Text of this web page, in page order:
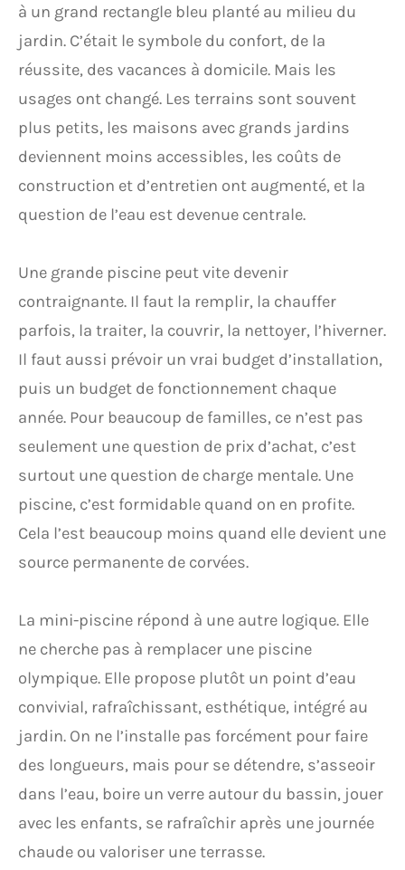
à un grand rectangle bleu planté au milieu du
jardin. C’était le symbole du confort, de la
réussite, des vacances à domicile. Mais les
usages ont changé. Les terrains sont souvent
plus petits, les maisons avec grands jardins
deviennent moins accessibles, les coûts de
construction et d’entretien ont augmenté, et la
question de l’eau est devenue centrale.
Une grande piscine peut vite devenir
contraignante. Il faut la remplir, la chauffer
parfois, la traiter, la couvrir, la nettoyer, l’hiverner.
Il faut aussi prévoir un vrai budget d’installation,
puis un budget de fonctionnement chaque
année. Pour beaucoup de familles, ce n’est pas
seulement une question de prix d’achat, c’est
surtout une question de charge mentale. Une
piscine, c’est formidable quand on en profite.
Cela l’est beaucoup moins quand elle devient une
source permanente de corvées.
La mini-piscine répond à une autre logique. Elle
ne cherche pas à remplacer une piscine
olympique. Elle propose plutôt un point d’eau
convivial, rafraîchissant, esthétique, intégré au
jardin. On ne l’installe pas forcément pour faire
des longueurs, mais pour se détendre, s’asseoir
dans l’eau, boire un verre autour du bassin, jouer
avec les enfants, se rafraîchir après une journée
chaude ou valoriser une terrasse.